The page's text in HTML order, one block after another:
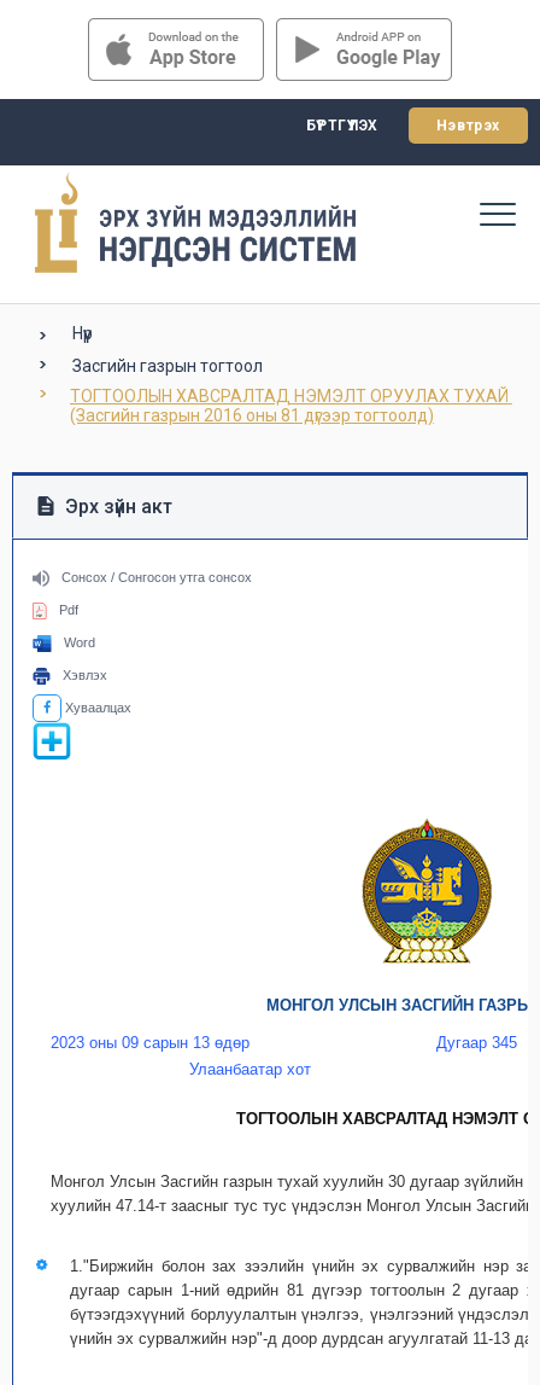
БҮРТГҮҮЛЭХ Нэвтрэх
Нүүр
Засгийн газрын тогтоол
ТОГТООЛЫН ХАВСРАЛТАД НЭМЭЛТ ОРУУЛАХ ТУХАЙ
(Засгийн газрын 2016 оны 81 дүгээр тогтоолд)
Эрх зүйн акт
Сонсох / Сонгосон утга сонсох
Pdf
Word
Хэвлэх
Хуваалцах
МОНГОЛ УЛСЫН ЗАСГИЙН
2023 оны 09 сарын 13 өдөр
Дугаар 345
Улаанбаатар хот
ТОГТООЛЫН ХАВСРАЛТАД НЭМЭЛТ
Монгол Улсын Засгийн газрын тухай хуулийн 30 дугаар зүйлийн
хуулийн 47.14-т заасныг тус тус үндэслэн Монгол Улсын
1."Биржийн болон зах зээлийн үнийн эх сурвалжийн нэр
дугаар сарын 1-ний өдрийн 81 дүгээр тогтоолын 2 дугаар
бүтээгдэхүүний борлуулалтын үнэлгээ, үнэлгээний
үнийн эх сурвалжийн нэр"-д доор дурдсан агуулгатай 11-13